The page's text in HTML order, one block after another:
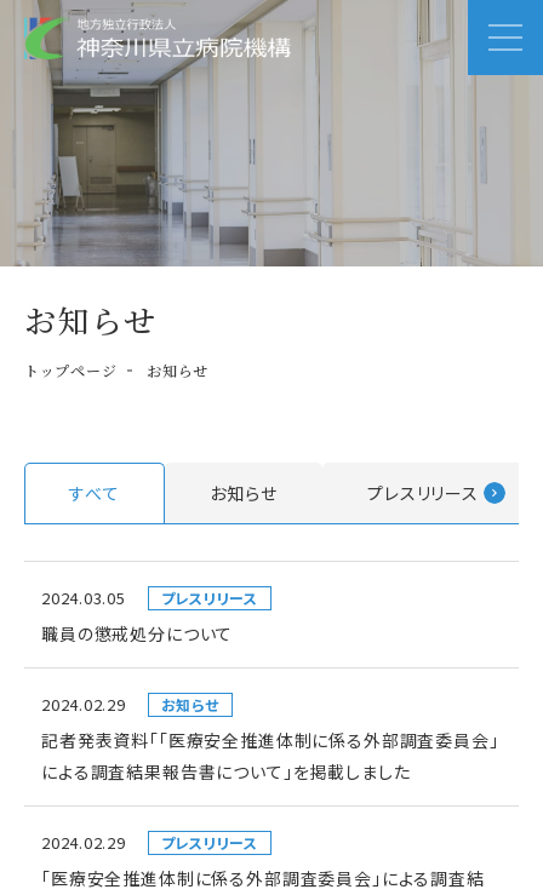
お知らせ
トップページ お知らせ
すべて お知らせ プレスリリース
2024.03.05 プレスリリース
職員の懲戒処分について
2024.02.29 お知らせ
記者発表資料「「医療安全推進体制に係る外部調査委員会」
による調査結果報告書について」を掲載しました
2024.02.29 プレスリリース
「医療安全推進体制に係る外部調査委員会」による調査結